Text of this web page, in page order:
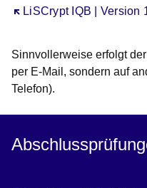
LiSCrypt IQB | Version
Öffnet sich in einem
Sinnvollerweise erfolgt
per E-Mail, sondern auf
Telefon).